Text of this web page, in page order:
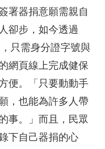
署器捐意願需親自
卻步，如今透過
只需身分證字號與
網頁線上完成健保
便。「只要動動手
，也能為許多人帶
事。」而且，民眾
下自己器捐的心